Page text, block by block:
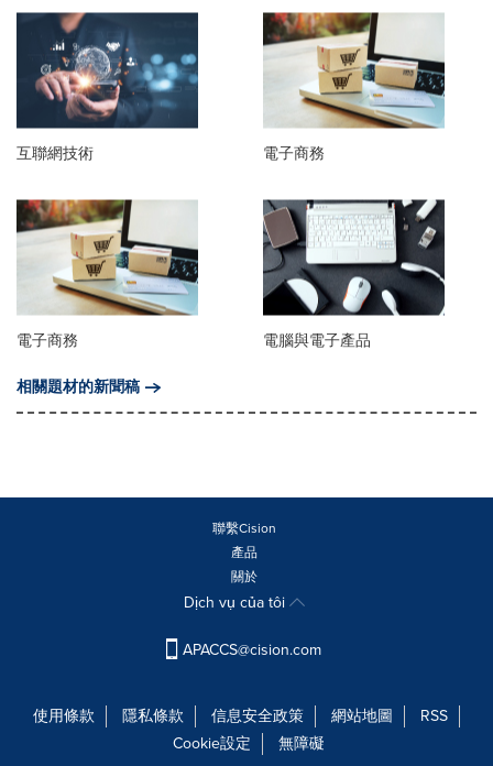
互聯網技術 電子商務
電子商務
電腦與電子產品
相關題材的新聞稿
聯繫Cision
產品
關於
Dịch vụ của tôi
APACCS@cision.com
使用條款 隱私條款 信息安全政策 網站地圖
RSS
Cookie設定
無障礙